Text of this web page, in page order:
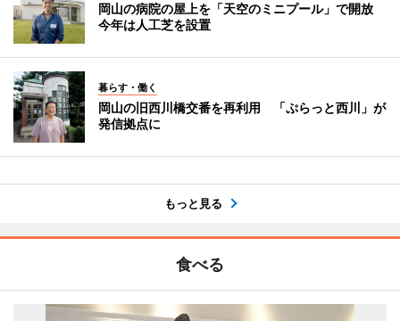
岡山の病院の屋上を「天空のミニプール」で開放
今年は人工芝を設置
暮らす・働く
岡山の旧西川橋交番を再利用 「ぷらっと西川」が
発信拠点に
もっと見る
食べる